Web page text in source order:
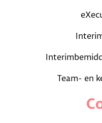
Team- en